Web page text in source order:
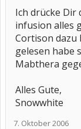
Ich drücke Dir
infusion alles
Cortison dazu
gelesen habe
Mabthera
Alles Gute,
Snowwhite
7. Oktober 2006